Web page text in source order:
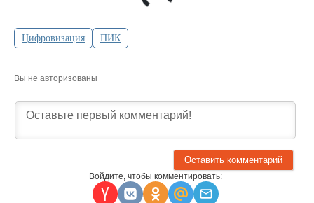
Цифровизация ПИК
Вы не авторизованы
Войдите, чтобы комментировать: